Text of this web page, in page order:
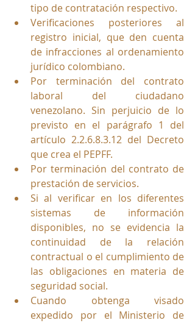
tipo de contratación respectivo.
Verificaciones posteriores al
registro inicial, que den cuenta
de infracciones al ordenamiento
jurídico colombiano.
Por terminación del contrato
laboral del ciudadano
venezolano. Sin perjuicio de lo
previsto en el parágrafo 1 del
artículo 2.2.6.8.3.12 del Decreto
que crea el PEPFF.
Por terminación del contrato de
prestación de servicios.
Si al verificar en los diferentes
sistemas de información
disponibles, no se evidencia la
continuidad de la relación
contractual o el cumplimiento de
las obligaciones en materia de
seguridad social.
Cuando obtenga visado
expedido por el Ministerio de